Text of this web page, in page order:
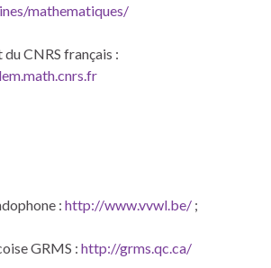
mathematiques/
CNRS français :
: http://www.vvwl.be/ ;
GRMS : http://grms.qc.ca/